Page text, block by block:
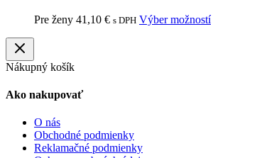
Pre ženy 41,10 € s DPH Výber možností
Nákupný košík
Ako nakupovať
O nás
Obchodné podmienky
Reklamačné podmienky